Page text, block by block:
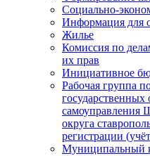
Социально-
Информация для
Жилье
Комиссия по
их прав
Инициативное
Рабочая группа
государственных
самоуправления
округа
регистрации
Муниципальный